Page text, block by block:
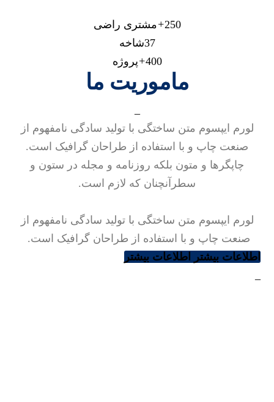
250
+مشتری راضی
37شاخه
400
+پروژه
ماموریت ما
لورم ایپسوم متن ساختگی با تولید سادگی نامفهوم از
صنعت چاپ و با استفاده از طراحان گرافیک است.
چاپگرها و متون بلکه روزنامه و مجله در ستون و
سطرآنچنان که لازم است.
لورم ایپسوم متن ساختگی با تولید سادگی نامفهوم از
صنعت چاپ و با استفاده از طراحان گرافیک است.
اطلاعات بیشتر
اطلاعات بیشتر